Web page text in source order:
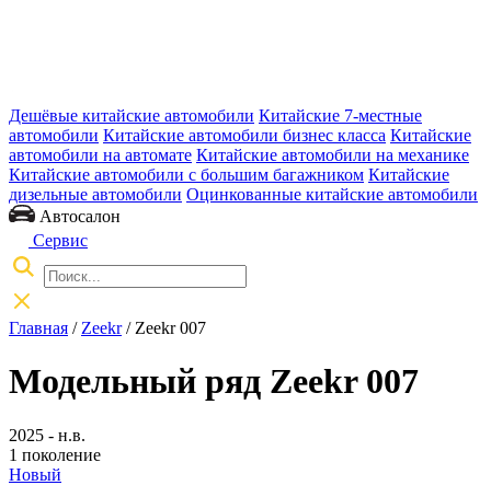
Дешёвые китайские автомобили Китайские 7-местные
автомобили Китайские автомобили бизнес класса Китайские
автомобили на автомате Китайские автомобили на механике
Китайские автомобили с большим багажником Китайские
дизельные автомобили Оцинкованные китайские автомобили
Автосалон
Сервис
Главная / Zeekr/ Zeekr 007
Модельный ряд Zeekr 007
2025 - н.в.
1 поколение
Новый